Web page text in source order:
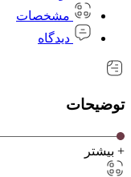
مشخصات
دیدگاه
توضیحات
+ بیشتر